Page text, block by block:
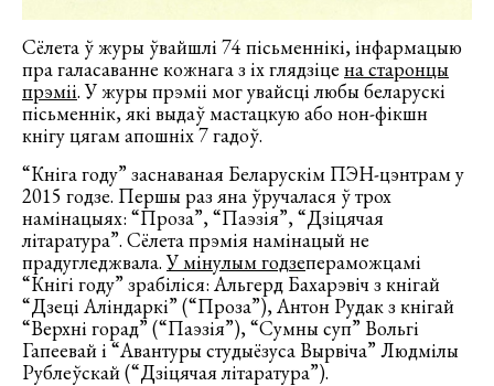
Сёлета ў журы ўвайшлі 74 пісьменнікі, інфармацыю
пра галасаванне кожнага з іх глядзіце на старонцы
прэміі. У журы прэміі мог увайсці любы беларускі
пісьменнік, які выдаў мастацкую або нон-фікшн
кнігу цягам апошніх 7 гадоў.
“Кніга году” заснаваная Беларускім ПЭН-цэнтрам у
2015 годзе. Першы раз яна ўручалася ў трох
намінацыях: “Проза”, “Паэзія”, “Дзіцячая
літаратура”. Сёлета прэмія намінацый не
прадугледжвала.У мінулым годзепераможцамі
“Кнігі году” зрабіліся: Альгерд Бахарэвіч з кнігай
“Дзеці Аліндаркі” (“Проза”), Антон Рудак з кнігай
“Верхні горад” (“Паэзія”), “Сумны суп” Вольгі
Гапеевай і “Авантуры студыёзуса Вырвіча” Людмілы
Рублеўскай (“Дзіцячая літаратура”).